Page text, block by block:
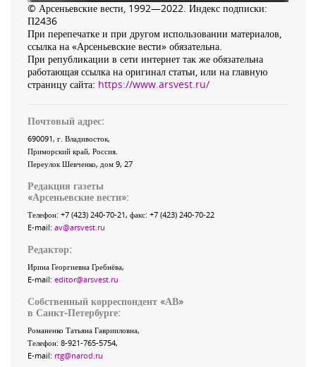
© Арсеньевские вести, 1992—2022. Индекс подписки:
П2436
При перепечатке и при другом использовании материалов,
ссылка на «Арсеньевские вести» обязательна.
При републикации в сети интернет так же обязательна
работающая ссылка на оригинал статьи, или на главную
страницу сайта: https://www.arsvest.ru/
Почтовый адрес:
690091, г. Владивосток,
Приморский край, Россия
Переулок Шевченко, дом 9, 27
Редакция газеты
«Арсеньевские вести»:
Телефон: +7 (423) 240-70-21, факс: +7 (423) 240-70-22
E-mail: av@arsvest.ru
Редактор:
Ирина Георгиевна Гребнёва,
E-mail: editor@arsvest.ru
Собственный корреспондент «АВ»
в Санкт-Петербурге:
Романенко Татьяна Гаврииловна,
Телефон: 8-921-765-5754,
E-mail: rtg@narod.ru